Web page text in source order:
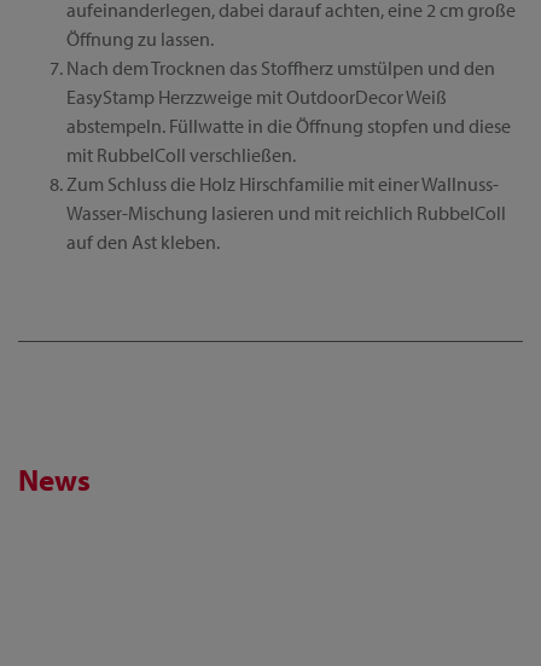
aufeinanderlegen, dabei darauf achten, eine 2 cm große
Öffnung zu lassen.
Nach dem Trocknen das Stoffherz umstülpen und den
EasyStamp Herzzweige mit OutdoorDecor Weiß
abstempeln. Füllwatte in die Öffnung stopfen und diese
mit RubbelColl verschließen.
Zum Schluss die Holz Hirschfamilie mit einer Wallnuss-
Wasser-Mischung lasieren und mit reichlich RubbelColl
auf den Ast kleben.
News